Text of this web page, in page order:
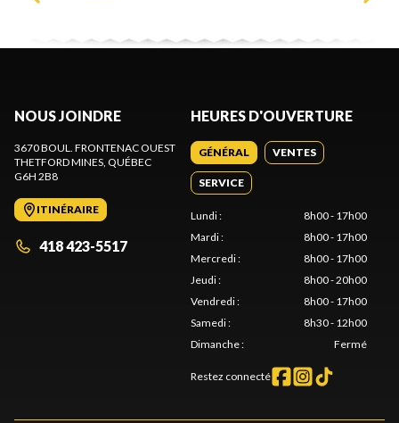
NOUS JOINDRE
3670 BOUL. FRONTENAC OUEST
THETFORD MINES, QUÉBEC
G6H 2B8
ITINÉRAIRE
418 423-5517
HEURES D'OUVERTURE
GÉNÉRAL VENTES
SERVICE
Lundi:
8h00 - 17h00
Mardi:
8h00 - 17h00
Mercredi:
8h00 - 17h00
Jeudi:
8h00 - 20h00
Vendredi:
8h00 - 17h00
Samedi:
8h30 - 12h00
Dimanche: Fermé
Restez connecté